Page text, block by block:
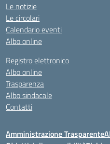
Le notizie
Le circolari
Calendario eventi
Albo online
Registro elettronico
Albo online
Trasparenza
Albo sindacale
Contatti
Amministrazione Trasparente